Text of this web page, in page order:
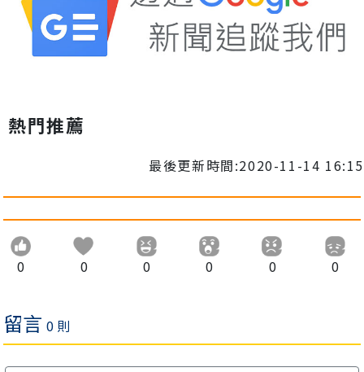
熱門推薦
最後更新時間:2020-11-14 16:15
0 0 0 0 0 0